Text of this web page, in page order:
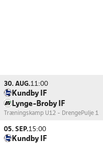
30. AUG.11:00
Kundby IF
Lynge-Broby IF
Træningskamp U12 - DrengePulje 1
05. SEP.15:00
Kundby IF